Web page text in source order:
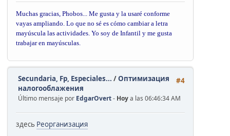
Muchas gracias, Phobos... Me gusta y la usaré conforme
vayas ampliando. Lo que no sé es cómo cambiar a letra
mayúscula las actividades. Yo soy de Infantil y me gusta
trabajar en mayúsculas.
#4
Secundaria, Fp, Especiales... /Оптимизация
налогооблажения
Último mensaje por EdgarOvert- Hoya las 06:46:34 AM
здесь Реорганизация